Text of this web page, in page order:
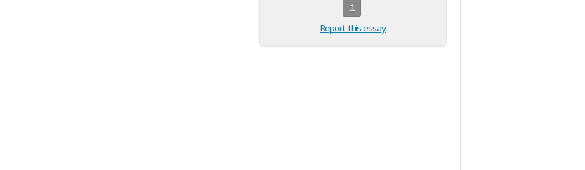
1
Report this essay